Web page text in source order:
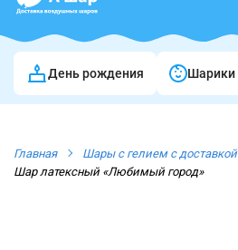
День рождения Шарики
Главная
Шары с гелием с доставкой
Шар латексный «Любимый город»